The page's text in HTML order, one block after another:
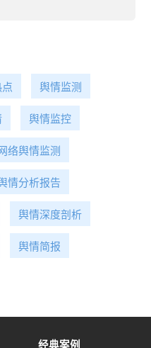
任的重要途径。相关
括政策背景、决策过
息和谣言的传播空
任和支持。​3. 做好风
施实施前，相关部门
可能出现的问题，并
关机制。​4. 视情开展
网络舆论对社会稳定
强对网络舆论的监
，防止其扩散和发
网民传播正能量，共
​5. 国际舆论的影响需
解读和反应对舆论场
持续关注国际舆论的
理需谨慎：对于可能
舆情监测
舆情监控
络舆情监测
情分析报告
舆情深度剖析
舆情简报
经典案例